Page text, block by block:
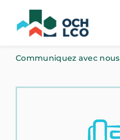
Communiquez avec nous